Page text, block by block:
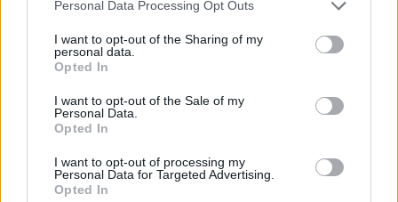
Personal Data Processing Opt Outs
I want to opt-out of the Sharing of my
personal data.
Opted In
I want to opt-out of the Sale of my
Personal Data.
Opted In
I want to opt-out of processing my
Personal Data for Targeted Advertising.
Opted In